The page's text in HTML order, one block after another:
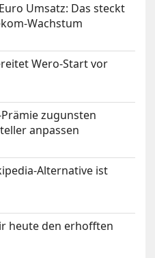
Umsatz: Das steckt
Wachstum
Wero-Start vor
Prämie zugunsten
anpassen
Alternative ist
heute den erhofften